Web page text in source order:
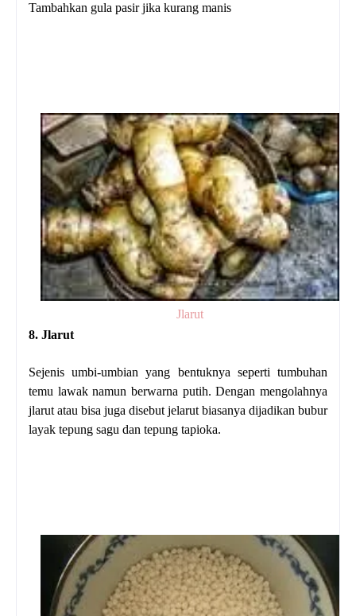
Tambahkan gula pasir jika kurang manis
Jlarut
8. Jlarut
Sejenis umbi-umbian yang bentuknya seperti tumbuhan
temu lawak namun berwarna putih. Dengan mengolahnya
jlarut atau bisa juga disebut jelarut biasanya dijadikan bubur
layak tepung sagu dan tepung tapioka.